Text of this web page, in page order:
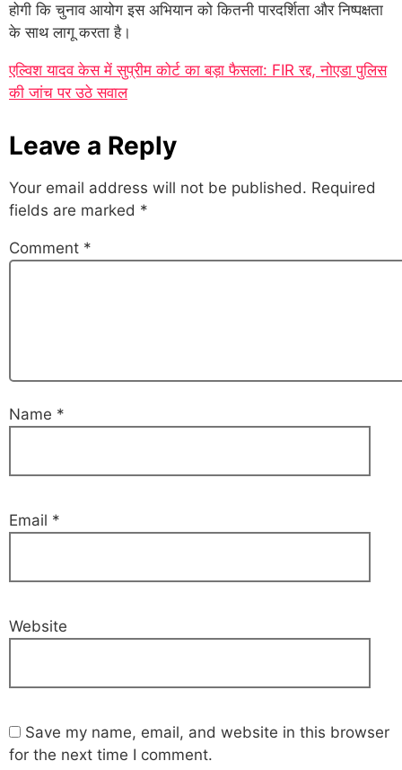
होगी कि चुनाव आयोग इस अभियान को कितनी पारदर्शिता और निष्पक्षता
के साथ लागू करता है।
एल्विश यादव केस में सुप्रीम कोर्ट का बड़ा फैसला: FIR रद्द, नोएडा पुलिस
की जांच पर उठे सवाल
Leave a Reply
Your email address will not be published. Required
fields are marked *
Comment *
Name *
Email *
Website
Save my name, email, and website in this browser
for the next time I comment.